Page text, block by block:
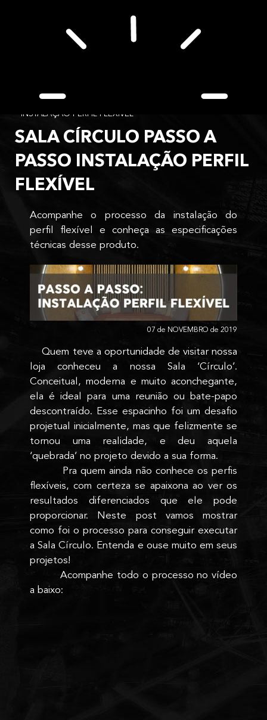
Home Blog
SALA CÍRCULO PASSO A PASSO
INSTALAÇÃO PERFIL FLEXÍVEL
SALA CÍRCULO PASSO A
PASSO INSTALAÇÃO PERFIL
FLEXÍVEL
Acompanhe o processo da instalação do
perfil flexível e conheça as especificações
técnicas desse produto.
07 de NOVEMBRO de 2019
Quem teve a oportunidade de visitar nossa
loja conheceu a nossa Sala ‘Círculo’.
Conceitual, moderna e muito aconchegante,
ela é ideal para uma reunião ou bate-papo
descontraído. Esse espacinho foi um desafio
projetual inicialmente, mas que felizmente se
tornou uma realidade, e deu aquela
‘quebrada’ no projeto devido a sua forma.
Pra quem ainda não conhece os perfis
flexíveis, com certeza se apaixona ao ver os
resultados diferenciados que ele pode
proporcionar. Neste post vamos mostrar
como foi o processo para conseguir executar
a Sala Círculo. Entenda e ouse muito em seus
projetos!
Acompanhe todo o processo no vídeo
a baixo: